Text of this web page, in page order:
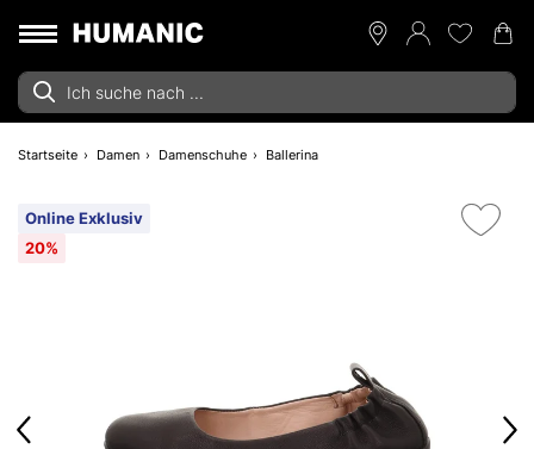
Startseite Damen Damenschuhe Ballerina
Online Exklusiv
20%